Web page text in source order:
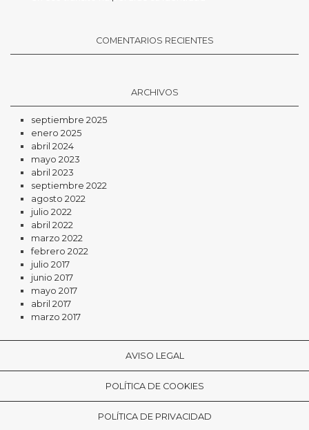
COMENTARIOS RECIENTES
ARCHIVOS
septiembre 2025
enero 2025
abril 2024
mayo 2023
abril 2023
septiembre 2022
agosto 2022
julio 2022
abril 2022
marzo 2022
febrero 2022
julio 2017
junio 2017
mayo 2017
abril 2017
marzo 2017
AVISO LEGAL
POLÍTICA DE COOKIES
POLÍTICA DE PRIVACIDAD